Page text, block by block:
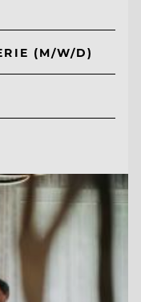
(M/W/D)